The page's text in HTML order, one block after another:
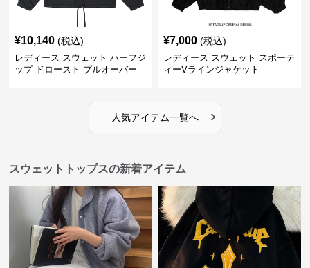
¥10,140 (税込)
レディース スウェット ハーフジ
ップ ドロースト プルオーバー
¥7,000 (税込)
レディース スウェット スポーテ
ィーVラインジャケット
人気アイテム一覧へ ›
スウェットトップスの新着アイテム